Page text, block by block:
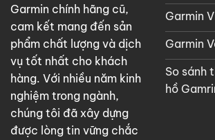
Garmin chính hãng cũ,
cam kết mang đến sản
phẩm chất lượng và dịch
vụ tốt nhất cho khách
hàng. Với nhiều năm kinh
nghiệm trong ngành,
chúng tôi đã xây dựng
được lòng tin vững chắc
Garmin
Garmin
So sánh
hồ